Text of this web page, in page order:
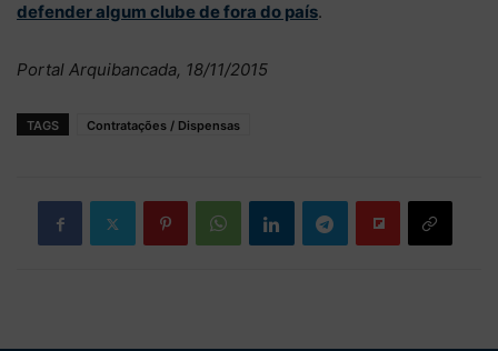
defender algum clube de fora do país.
Portal Arquibancada, 18/11/2015
TAGS Contratações / Dispensas